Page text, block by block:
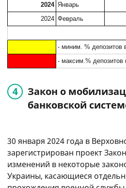
2024 Январь
2024 Февраль
- миним. % депозитов
- максим.% депозитов
Закон о
банковской
30 января 2024 года в
зарегистрирован проект
изменений в некоторые
Украины, касающиеся